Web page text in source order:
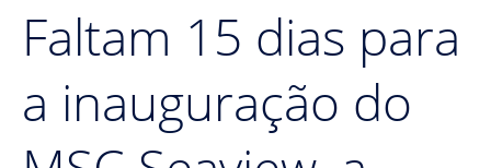
Faltam 15 dias para
a inauguração do